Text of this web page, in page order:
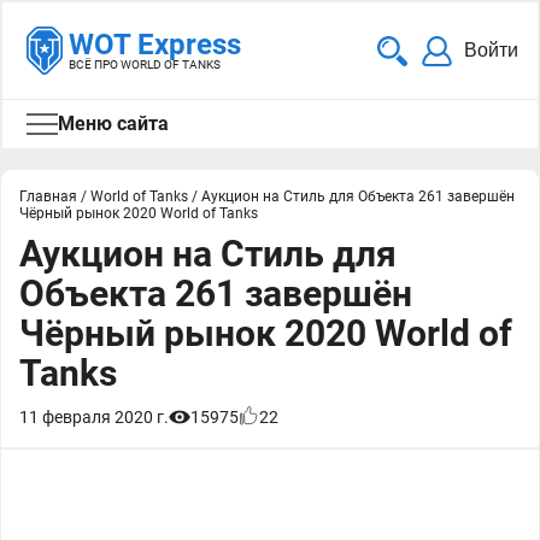
WOT Express
ВСЁ ПРО WORLD OF TANKS
Войти
Меню сайта
Главная / World of Tanks / Аукцион на Стиль для Объекта 261 завершён
Чёрный рынок 2020 World of Tanks
Аукцион на Стиль для
Объекта 261 завершён
Чёрный рынок 2020 World of
Tanks
11 февраля 2020 г. 15975 22